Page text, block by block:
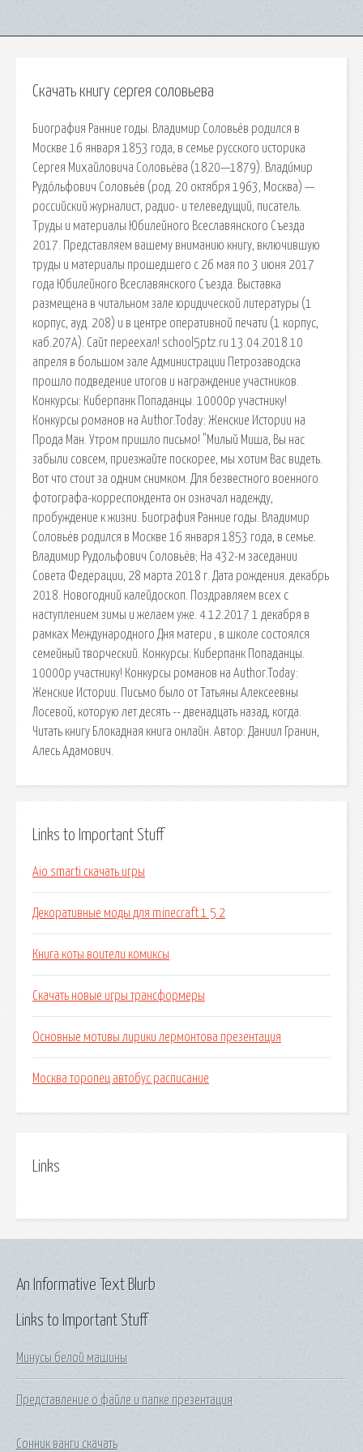
Скачать книгу сергея соловьева
Биография Ранние годы. Владимир Соловьёв родился в
Москве 16 января 1853 года, в семье русского историка
Сергея Михайловича Соловьёва (1820—1879). Влади́мир
Рудо́льфович Соловьёв (род. 20 октября 1963, Москва) —
российский журналист, радио- и телеведущий, писатель.
Труды и материалы Юбилейного Всеславянского Съезда
2017. Представляем вашему вниманию книгу, включившую
труды и материалы прошедшего с 26 мая по 3 июня 2017
года Юбилейного Всеславянского Съезда. Выставка
размещена в читальном зале юридической литературы (1
корпус, ауд. 208) и в центре оперативной печати (1 корпус,
каб.207А). Сайт переехал! school5ptz.ru 13.04.2018 10
апреля в большом зале Администрации Петрозаводска
прошло подведение итогов и награждение участников.
Конкурсы: Киберпанк Попаданцы. 10000р участнику!
Конкурсы романов на Author.Today: Женские Истории на
Прода Ман. Утром пришло письмо! "Милый Миша, Вы нас
забыли совсем, приезжайте поскорее, мы хотим Вас видеть.
Вот что стоит за одним снимком. Для безвестного военного
фотографа-корреспондента он означал надежду,
пробуждение к жизни. Биография Ранние годы. Владимир
Соловьёв родился в Москве 16 января 1853 года, в семье.
Владимир Рудольфович Соловьёв; На 432-м заседании
Совета Федерации, 28 марта 2018 г. Дата рождения. декабрь
2018. Новогодний калейдоскоп. Поздравляем всех с
наступлением зимы и желаем уже. 4.12.2017 1 декабря в
рамках Международного Дня матери , в школе состоялся
семейный творческий. Конкурсы: Киберпанк Попаданцы.
10000р участнику! Конкурсы романов на Author.Today:
Женские Истории. Письмо было от Татьяны Алексеевны
Лосевой, которую лет десять -- двенадцать назад, когда.
Читать книгу Блокадная книга онлайн. Автор: Даниил Гранин,
Алесь Адамович.
Links to Important Stuff
Aio smarti скачать игры
Декоративные моды для minecraft 1 5 2
Книга коты воители комиксы
Скачать новые игры трансформеры
Основные мотивы лирики лермонтова презентация
Москва торопец автобус расписание
Links
Links to Important Stuff
Минусы белой машины
Представление о файле и папке презентация
Сонник ванги скачать
An Informative Text Blurb